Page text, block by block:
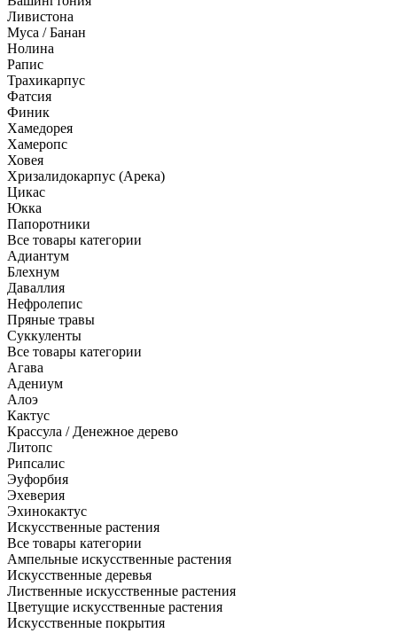
Ливистона
Муса / Банан
Нолина
Рапис
Трахикарпус
Фатсия
Финик
Хамедорея
Хамеропс
Ховея
Хризалидокарпус (Арека)
Цикас
Юкка
Папоротники
Все товары категории
Адиантум
Блехнум
Даваллия
Нефролепис
Пряные травы
Суккуленты
Все товары категории
Агава
Адениум
Алоэ
Кактус
Крассула / Денежное дерево
Литопс
Рипсалис
Эуфорбия
Эхеверия
Эхинокактус
Искусственные растения
Все товары категории
Ампельные искусственные растения
Искусственные деревья
Лиственные искусственные растения
Цветущие искусственные растения
Искусственные покрытия